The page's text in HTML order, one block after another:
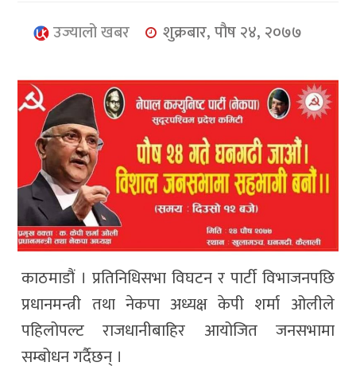
प्रबास
युनिकोड
उज्यालो खबर शुक्रबार, पौष २४, २०७७
काठमाडौं । प्रतिनिधिसभा विघटन र पार्टी विभाजनपछि
प्रधानमन्त्री तथा नेकपा अध्यक्ष केपी शर्मा ओलीले
पहिलोपल्ट राजधानीबाहिर आयोजित जनसभामा
सम्बोधन गर्दैछन् ।